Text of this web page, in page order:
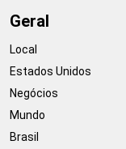
Geral
Local
Estados Unidos
Negócios
Mundo
Brasil